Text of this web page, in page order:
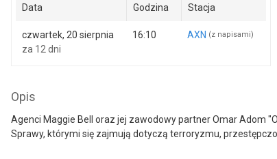
Data Godzina Stacja
czwartek, 20 sierpnia
za 12 dni
16:10 AXN (z napisami)
Opis
Agenci Maggie Bell oraz jej zawodowy partner Omar Adom
Sprawy, którymi się zajmują dotyczą terroryzmu,